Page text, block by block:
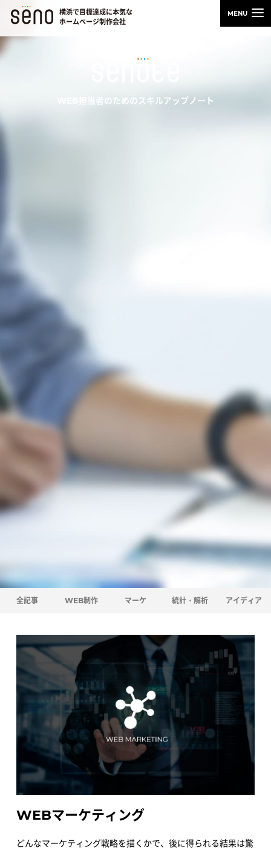
横浜で目標達成に本気な
ホームページ制作会社
WEB担当者のためのスキルアップノート
全記事 WEB制作 マーケ 統計・解析 アイディア
WEBマーケティング
どんなマーケティング戦略を描くかで、後に得られる結果は驚